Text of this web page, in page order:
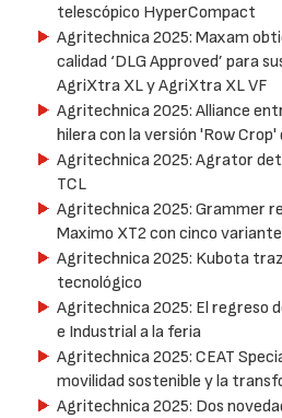
telescópico HyperCompact
Agritechnica 2025: Maxam
calidad ‘DLG Approved’ para
AgriXtra XL y AgriXtra XL VF
Agritechnica 2025: Alliance
hilera con la versión 'Row
Agritechnica 2025: Agrator
TCL
Agritechnica 2025: Grammer
Maximo XT2 con cinco
Agritechnica 2025: Kubota
tecnológico
Agritechnica 2025: El regreso
e Industrial a la feria
Agritechnica 2025: CEAT
movilidad sostenible y la
Agritechnica 2025: Dos